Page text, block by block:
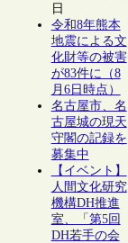
日
令和8年熊本
地震による文
化財等の被害
が83件に（8
月6日時点）
名古屋市、名
古屋城の現天
守閣の記録を
募集中
【イベント】
人間文化研究
機構DH推進
室、「第5回
DH若手の会